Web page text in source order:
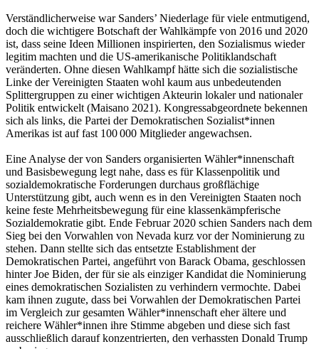
Verständlicherweise war Sanders’ Niederlage für viele entmutigend,
doch die wichtigere Botschaft der Wahlkämpfe von 2016 und 2020
ist, dass seine Ideen Millionen inspirierten, den Sozialismus wieder
legitim machten und die US-amerikanische Politiklandschaft
veränderten. Ohne diesen Wahlkampf hätte sich die sozialistische
Linke der Vereinigten Staaten wohl kaum aus unbedeutenden
Splittergruppen zu einer wichtigen Akteurin lokaler und nationaler
Politik entwickelt (Maisano 2021). Kongressabgeordnete bekennen
sich als links, die Partei der Demokratischen Sozialist*innen
Amerikas ist auf fast 100 000 Mitglieder angewachsen.
Eine Analyse der von Sanders organisierten Wähler*innenschaft
und Basisbewegung legt nahe, dass es für Klassenpolitik und
sozialdemokratische Forderungen durchaus großflächige
Unterstützung gibt, auch wenn es in den Vereinigten Staaten noch
keine feste Mehrheitsbewegung für eine klassenkämpferische
Sozialdemokratie gibt. Ende Februar 2020 schien Sanders nach dem
Sieg bei den Vorwahlen von Nevada kurz vor der Nominierung zu
stehen. Dann stellte sich das entsetzte Establishment der
Demokratischen Partei, angeführt von Barack Obama, geschlossen
hinter Joe Biden, der für sie als einziger Kandidat die Nominierung
eines demokratischen Sozialisten zu verhindern vermochte. Dabei
kam ihnen zugute, dass bei Vorwahlen der Demokratischen Partei
im Vergleich zur gesamten Wähler*innenschaft eher ältere und
reichere Wähler*innen ihre Stimme abgeben und diese sich fast
ausschließlich darauf konzentrierten, den verhassten Donald Trump